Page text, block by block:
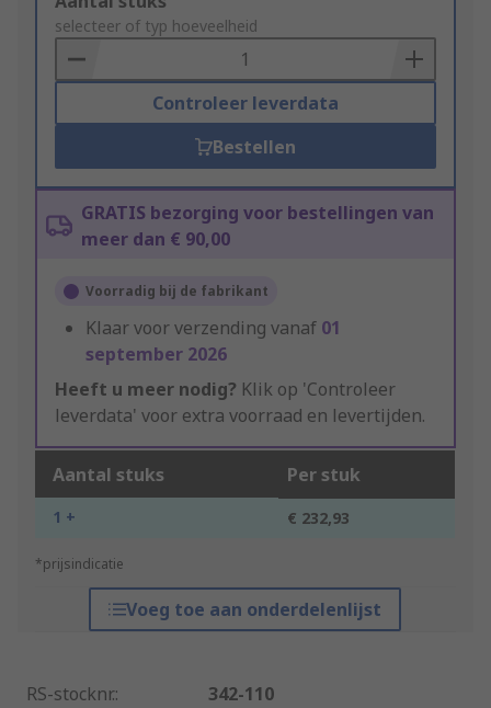
to
Basket
selecteer of typ hoeveelheid
Controleer leverdata
Bestellen
GRATIS bezorging voor bestellingen van
meer dan € 90,00
Voorradig bij de fabrikant
Klaar voor verzending vanaf 01
september 2026
Heeft u meer nodig? Klik op 'Controleer
leverdata' voor extra voorraad en levertijden.
Aantal stuks Per stuk
1 + € 232,93
*prijsindicatie
Voeg toe aan onderdelenlijst
RS-stocknr.:
342-110